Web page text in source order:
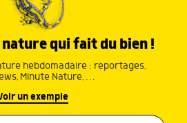
qui fait du bien !
hebdomadaire : reportages,
Minute Nature, …
un exemple